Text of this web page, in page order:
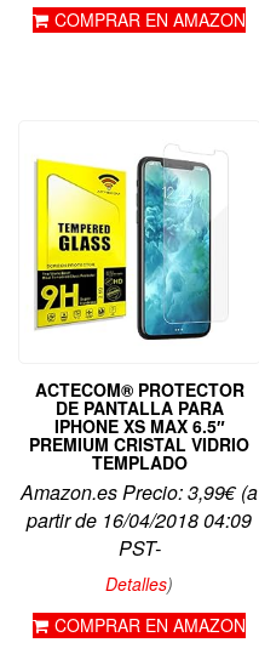
71,92€.
COMPRAR EN AMAZON
ACTECOM® PROTECTOR
DE PANTALLA PARA
IPHONE XS MAX 6.5″
PREMIUM CRISTAL VIDRIO
TEMPLADO
Amazon.es Precio:3,99€(a
partir de 16/04/2018 04:09
PST-
Detalles)
COMPRAR EN AMAZON